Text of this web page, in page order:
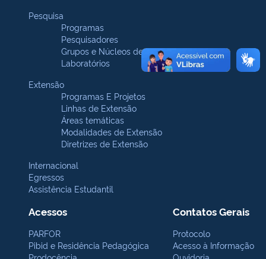
Pesquisa
Programas
Pesquisadores
Grupos e Núcleos de pesquisa
Laboratórios
Extensão
Programas E Projetos
Linhas de Extensão
Áreas temáticas
Modalidades de Extensão
Diretrizes de Extensão
Internacional
Egressos
Assistência Estudantil
Acessos
PARFOR
Pibid e Residência Pedagógica
Contatos Gerais
Protocolo
Acesso à Informação